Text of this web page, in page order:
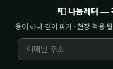
📮 나눔레터 —
용어 하나 깊이 파기 · 현장 적용